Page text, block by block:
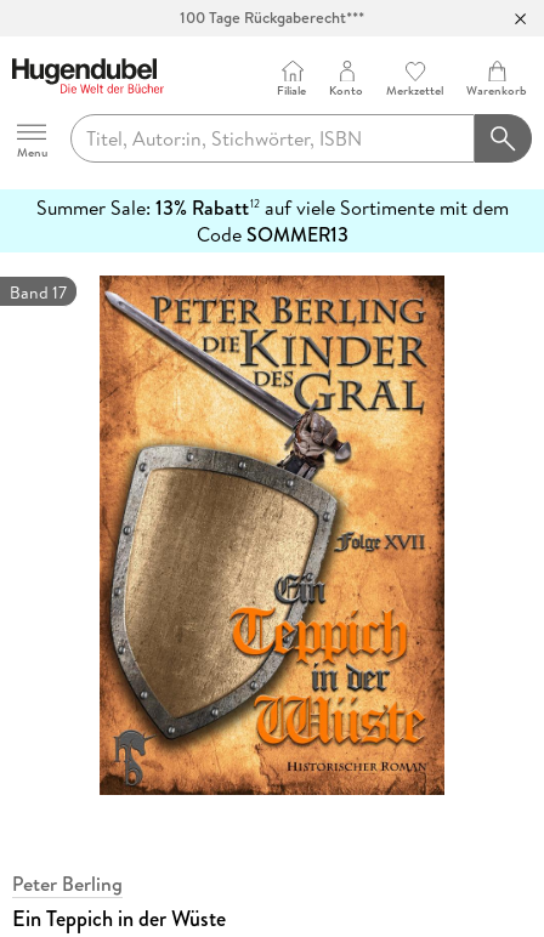
100 Tage Rückgaberecht***
Hugendubel
Menu
Filiale Konto Merkzettel Warenkorb
Summer Sale: 13% Rabatt12auf viele Sortimente mit dem
CodeSOMMER13
erfahren
Band 17
Peter Berling
Ein Teppich in der Wüste